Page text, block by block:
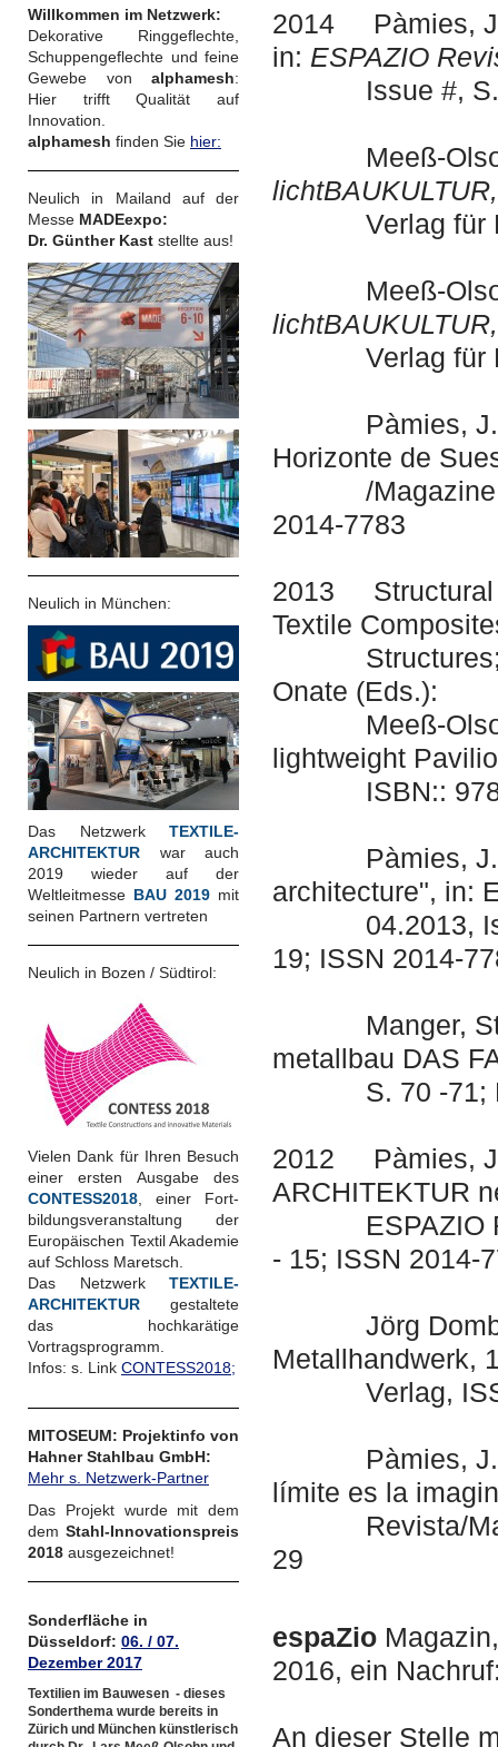
2014 Pàmies,
in: ESPAZIO
Issue #, S.47
Meeß-
Verlag für
Meeß-
Verlag für
Pàmies, J. /
Horizonte de
/Magazine,
2014-7783
2013 Structural
Textile
Structures;
Onate (Eds.):
Meeß-Olsohn,
lightweight
ISBN:: 978-
Pàmies, J. /
architecture", in:
04.2013,
19; ISSN 2014-
Manger,
metallbau DAS
S. 70 -71;
2012 Pàmies, J.
ARCHITEKTUR
ESPAZIO
- 15; ISSN 2014-
Jörg
Metallhandwerk,
Verlag,
Pàmies, J. /
límite es la
Revista/
29
espaZio
2016, ein
An dieser Stelle
Willkommen im Netzwerk:
Dekorative Ringgeflechte,
Schuppengeflechte und feine
Gewebe von alphamesh:
Hier trifft Qualität auf
Innovation.
alphamesh finden Sie hier:
Neulich in Mailand auf der
Messe MADEexpo:
Dr. Günther Kast stellte aus!
Neulich in München:
Das Netzwerk TEXTILE-
ARCHITEKTUR war auch
2019 wieder auf der
Weltleitmesse BAU 2019 mit
seinen Partnern vertreten
Neulich in Bozen / Südtirol:
Vielen Dank für Ihren Besuch
einer ersten Ausgabe des
CONTESS2018, einer Fort-
bildungsveranstaltung der
Europäischen Textil Akademie
auf Schloss Maretsch.
Das Netzwerk TEXTILE-
ARCHITEKTUR gestaltete
das hochkarätige
Vortragsprogramm.
Infos: s. Link CONTESS2018;
MITOSEUM: Projektinfo von
Hahner Stahlbau GmbH:
Mehr s. Netzwerk-Partner
Das Projekt wurde mit dem
dem Stahl-Innovationspreis
2018 ausgezeichnet!
Sonderfläche in
Düsseldorf: 06. / 07.
Dezember 2017
Textilien im Bauwesen - dieses
Sonderthema wurde bereits in
Zürich und München künstlerisch